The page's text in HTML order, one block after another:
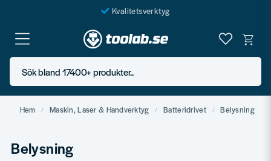
Kvalitetsverktyg
Fraktfritt över 999 SEK*
En järnhandel för alla
Butik i Göteborg
Sök bland 17400+ produkter..
Hem Maskin, Laser & Handverktyg Batteridrivet Belysning
Belysning